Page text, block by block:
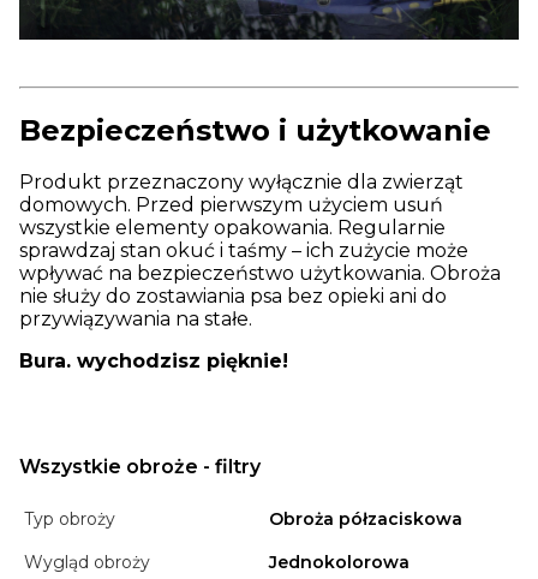
Bezpieczeństwo i użytkowanie
Produkt przeznaczony wyłącznie dla zwierząt
domowych. Przed pierwszym użyciem usuń
wszystkie elementy opakowania. Regularnie
sprawdzaj stan okuć i taśmy – ich zużycie może
wpływać na bezpieczeństwo użytkowania. Obroża
nie służy do zostawiania psa bez opieki ani do
przywiązywania na stałe.
Bura. wychodzisz pięknie!
Wszystkie obroże - filtry
Typ obroży
Obroża półzaciskowa
Wygląd obroży
Jednokolorowa